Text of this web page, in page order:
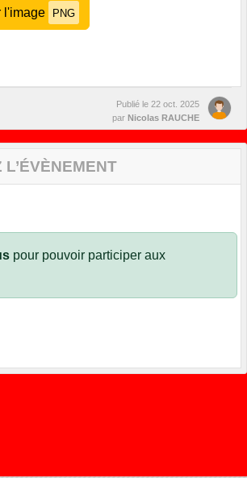
l'image PNG
Publié le 22 oct. 2025
par Nicolas RAUCHE
pour pouvoir participer aux